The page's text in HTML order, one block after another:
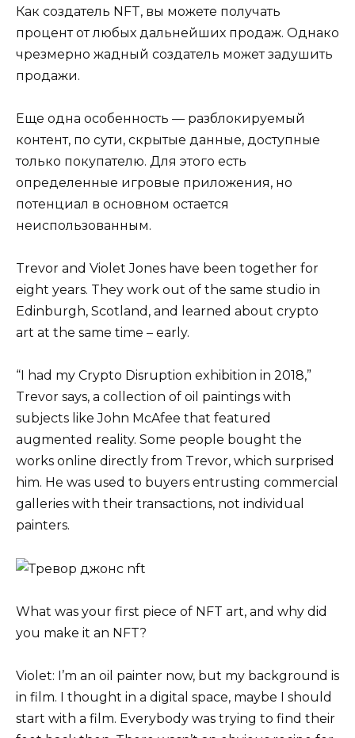
Как создатель NFT, вы можете получать
процент от любых дальнейших продаж. Однако
чрезмерно жадный создатель может задушить
продажи.
Еще одна особенность — разблокируемый
контент, по сути, скрытые данные, доступные
только покупателю. Для этого есть
определенные игровые приложения, но
потенциал в основном остается
неиспользованным.
Trevor and Violet Jones have been together for
eight years. They work out of the same studio in
Edinburgh, Scotland, and learned about crypto
art at the same time – early.
“I had my Crypto Disruption exhibition in 2018,”
Trevor says, a collection of oil paintings with
subjects like John McAfee that featured
augmented reality. Some people bought the
works online directly from Trevor, which surprised
him. He was used to buyers entrusting commercial
galleries with their transactions, not individual
painters.
What was your first piece of NFT art, and why did
you make it an NFT?
Violet: I’m an oil painter now, but my background is
in film. I thought in a digital space, maybe I should
start with a film. Everybody was trying to find their